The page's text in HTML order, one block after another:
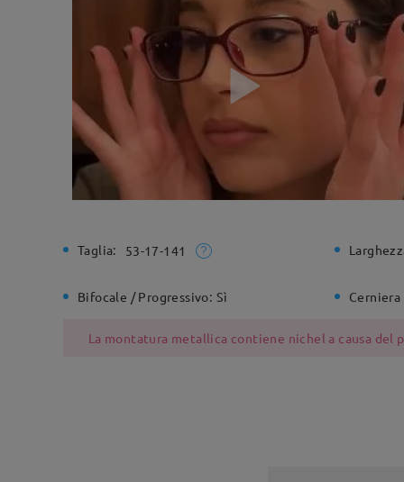
Taglia: 53-17-141
Bifocale / Progressivo: Sì Cerniera
La montatura metallica contiene nichel a causa